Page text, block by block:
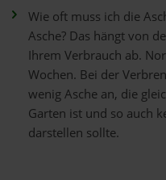
Wie oft muss ich die
Asche? Das hängt von
Ihrem Verbrauch ab.
Wochen. Bei der
wenig Asche an, die
Garten ist und so auch
darstellen sollte.